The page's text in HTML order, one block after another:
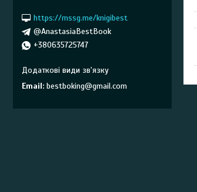
https://mssg.me/knigibest
@AnastasiaBestBook
+380635725747
Email bestboking@gmail.com